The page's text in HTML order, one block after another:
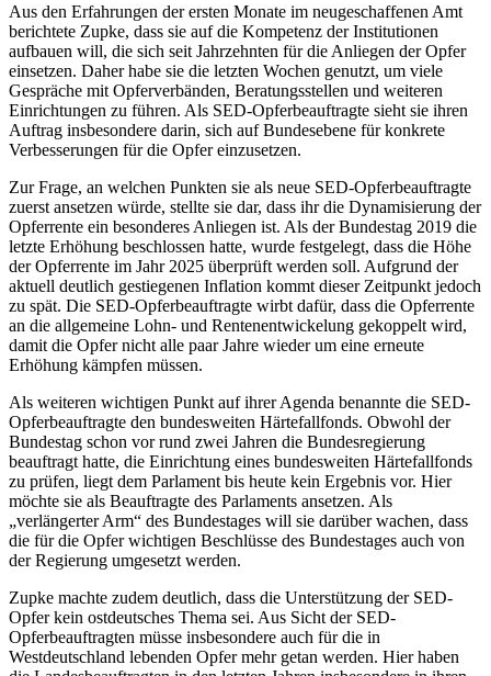
Aus den Erfahrungen der ersten Monate im neugeschaffenen Amt
berichtete Zupke, dass sie auf die Kompetenz der Institutionen
aufbauen will, die sich seit Jahrzehnten für die Anliegen der Opfer
einsetzen. Daher habe sie die letzten Wochen genutzt, um viele
Gespräche mit Opferverbänden, Beratungsstellen und weiteren
Einrichtungen zu führen. Als SED-Opferbeauftragte sieht sie ihren
Auftrag insbesondere darin, sich auf Bundesebene für konkrete
Verbesserungen für die Opfer einzusetzen.
Zur Frage, an welchen Punkten sie als neue SED-Opferbeauftragte
zuerst ansetzen würde, stellte sie dar, dass ihr die Dynamisierung der
Opferrente ein besonderes Anliegen ist. Als der Bundestag 2019 die
letzte Erhöhung beschlossen hatte, wurde festgelegt, dass die Höhe
der Opferrente im Jahr 2025 überprüft werden soll. Aufgrund der
aktuell deutlich gestiegenen Inflation kommt dieser Zeitpunkt jedoch
zu spät. Die SED-Opferbeauftragte wirbt dafür, dass die Opferrente
an die allgemeine Lohn- und Rentenentwickelung gekoppelt wird,
damit die Opfer nicht alle paar Jahre wieder um eine erneute
Erhöhung kämpfen müssen.
Als weiteren wichtigen Punkt auf ihrer Agenda benannte die SED-
Opferbeauftragte den bundesweiten Härtefallfonds. Obwohl der
Bundestag schon vor rund zwei Jahren die Bundesregierung
beauftragt hatte, die Einrichtung eines bundesweiten Härtefallfonds
zu prüfen, liegt dem Parlament bis heute kein Ergebnis vor. Hier
möchte sie als Beauftragte des Parlaments ansetzen. Als
„verlängerter Arm“ des Bundestages will sie darüber wachen, dass
die für die Opfer wichtigen Beschlüsse des Bundestages auch von
der Regierung umgesetzt werden.
Zupke machte zudem deutlich, dass die Unterstützung der SED-
Opfer kein ostdeutsches Thema sei. Aus Sicht der SED-
Opferbeauftragten müsse insbesondere auch für die in
Westdeutschland lebenden Opfer mehr getan werden. Hier haben